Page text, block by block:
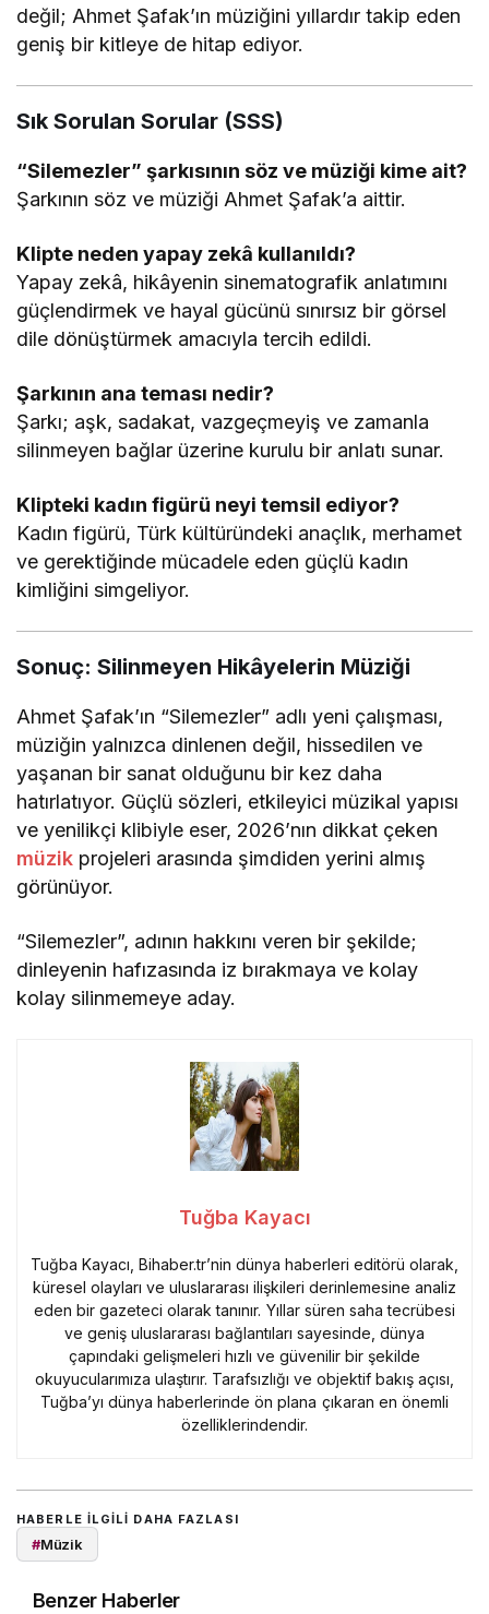
değil; Ahmet Şafak’ın müziğini yıllardır takip eden
geniş bir kitleye de hitap ediyor.
Sık Sorulan Sorular (SSS)
“Silemezler” şarkısının söz ve müziği kime ait?
Şarkının söz ve müziği Ahmet Şafak’a aittir.
Klipte neden yapay zekâ kullanıldı?
Yapay zekâ, hikâyenin sinematografik anlatımını
güçlendirmek ve hayal gücünü sınırsız bir görsel
dile dönüştürmek amacıyla tercih edildi.
Şarkının ana teması nedir?
Şarkı; aşk, sadakat, vazgeçmeyiş ve zamanla
silinmeyen bağlar üzerine kurulu bir anlatı sunar.
Klipteki kadın figürü neyi temsil ediyor?
Kadın figürü, Türk kültüründeki anaçlık, merhamet
ve gerektiğinde mücadele eden güçlü kadın
kimliğini simgeliyor.
Sonuç: Silinmeyen Hikâyelerin Müziği
Ahmet Şafak’ın “Silemezler” adlı yeni çalışması,
müziğin yalnızca dinlenen değil, hissedilen ve
yaşanan bir sanat olduğunu bir kez daha
hatırlatıyor. Güçlü sözleri, etkileyici müzikal yapısı
ve yenilikçi klibiyle eser, 2026’nın dikkat çeken
müzik projeleri arasında şimdiden yerini almış
görünüyor.
“Silemezler”, adının hakkını veren bir şekilde;
dinleyenin hafızasında iz bırakmaya ve kolay
kolay silinmemeye aday.
Tuğba Kayacı
Tuğba Kayacı, Bihaber.tr’nin dünya haberleri editörü olarak,
küresel olayları ve uluslararası ilişkileri derinlemesine analiz
eden bir gazeteci olarak tanınır. Yıllar süren saha tecrübesi
ve geniş uluslararası bağlantıları sayesinde, dünya
çapındaki gelişmeleri hızlı ve güvenilir bir şekilde
okuyucularımıza ulaştırır. Tarafsızlığı ve objektif bakış açısı,
Tuğba’yı dünya haberlerinde ön plana çıkaran en önemli
özelliklerindendir.
HABERLE ILGILI DAHA FAZLASI
#Müzik
Benzer Haberler